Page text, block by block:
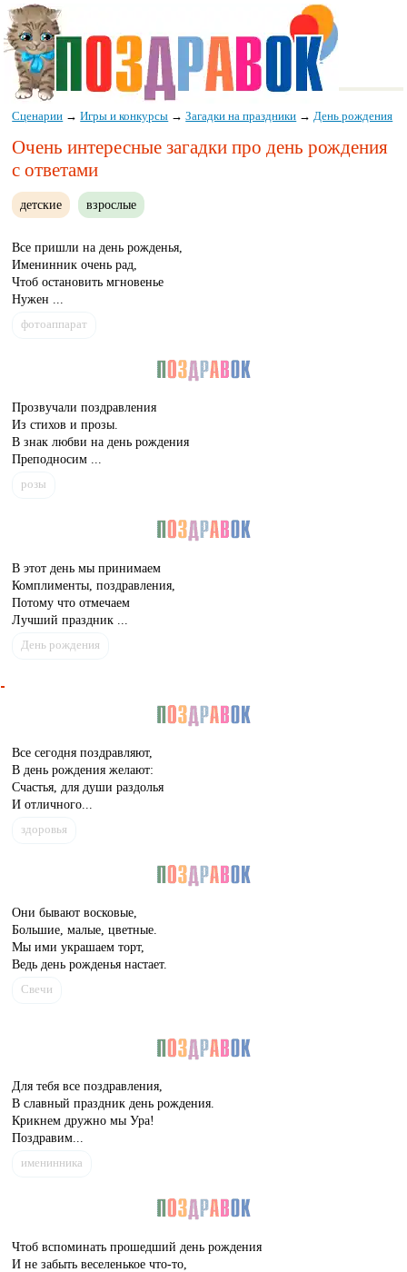
Сценарии →Игры и конкурсы →Загадки на праздники → День рождения
Очень интересные загадки про день рождения
с ответами
детские взрослые
Все пришли на день рожденья,
Именинник очень рад,
Чтоб остановить мгновенье
Нужен ...
фотоаппарат
Прозвучали поздравления
Из стихов и прозы.
В знак любви на день рождения
Преподносим ...
розы
В этот день мы принимаем
Комплименты, поздравления,
Потому что отмечаем
Лучший праздник ...
День рождения
Все сегодня поздравляют,
В день рождения желают:
Счастья, для души раздолья
И отличного...
здоровья
Они бывают восковые,
Большие, малые, цветные.
Мы ими украшаем торт,
Ведь день рожденья настает.
Свечи
Для тебя все поздравления,
В славный праздник день рождения.
Крикнем дружно мы Ура!
Поздравим...
именинника
Чтоб вспоминать прошедший день рождения
И не забыть веселенькое что-то,